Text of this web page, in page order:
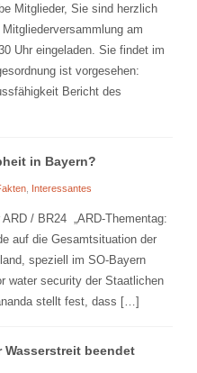
Mitglieder, Sie sind herzlich
am
Uhr eingeladen. Sie findet im
ist vorgesehen:
Bericht des
in Bayern?
Interessantes
/ BR24 „ARD-Thementag:
auf die Gesamtsituation der
speziell im SO-Bayern
water security der Staatlichen
stellt fest, dass […]
Wasserstreit beendet